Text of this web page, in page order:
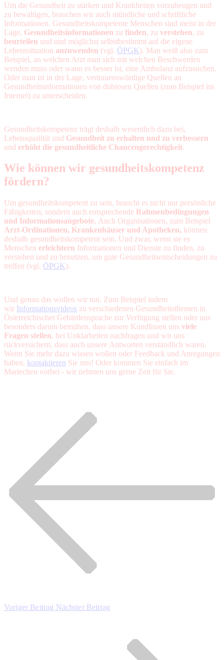
Um die Gesundheit zu stärken und Krankheiten vorzubeugen und
zu bewältigen, brauchen wir auch mündliche und schriftliche
Informationen. Gesundheitskompetente Menschen sind meist in der
Lage, Gesundheitsinformationen zu finden, zu verstehen, zu
beurteilen und und möglichst selbstbestimmt auf die eigene
Lebenssituation anzuwenden (vgl. ÖPGK ). Man weiß also zum
Beispiel, an welchen Arzt man sich mit welchen Beschwerden
wenden muss oder wann es besser ist, eine Ambulanz aufzusuchen.
Oder man ist in der Lage, vertrauenswürdige Quellen an
Gesundheitsinformationen von dubiosen Quellen (zum Beispiel im
Internet) zu unterscheiden.
Gesundheitskompetenz trägt deshalb wesentlich dazu bei,
Lebensqualität und Gesundheit zu erhalten und zu verbessern
und erhöht die gesundheitliche Chancengerechtigkeit.
Wie können wir gesundheitskompetenz
fördern?
Um gesundheitskompetent zu sein, braucht es nicht nur persönliche
Fähigkeiten, sondern auch entsprechende Rahmenbedingungen
und Informationsangebote. Auch Organisationen, zum Beispiel
Arzt-Ordinationen, Krankenhäuser und Apotheken, können
deshalb gesundheitskompetent sein. Und zwar, wenn sie es
Menschen erleichtern Informationen und Dienste zu finden, zu
verstehen und zu benutzen, um gute Gesundheitsentscheidungen zu
treffen (vgl. ÖPGK ).
Und genau das wollen wir tun. Zum Beispiel indem
wir Informationsvideos zu verschiedenen Gesundheitsthemen in
Österreichischer Gebärdensprache zur Verfügung stellen oder uns
besonders darum bemühen, dass unsere KundInnen uns viele
Fragen stellen, bei Unklarheiten nachfragen und wir uns
rückversichern, dass auch unsere Antworten verständlich waren.
Wenn Sie mehr dazu wissen wollen oder Feedback und Anregungen
haben, kontaktieren Sie uns! Oder kommen Sie einfach im
Mariechen vorbei - wir nehmen uns gerne Zeit für Sie.
Voriger Beitrag Nächster Beitrag